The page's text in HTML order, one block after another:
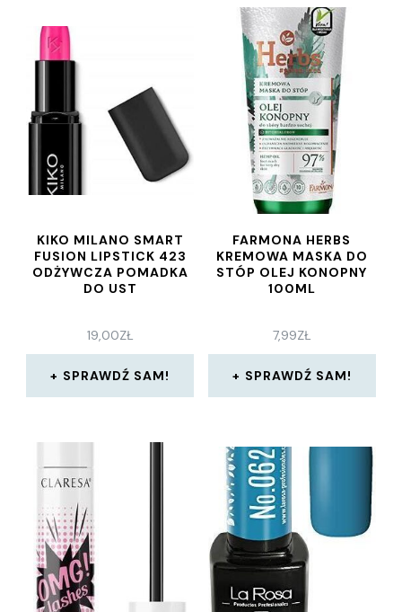
KIKO MILANO SMART
FUSION LIPSTICK 423
ODŻYWCZA POMADKA
DO UST
19,00ZŁ
SPRAWDŹ SAM!
FARMONA HERBS
KREMOWA MASKA DO
STÓP OLEJ KONOPNY
100ML
7,99ZŁ
SPRAWDŹ SAM!